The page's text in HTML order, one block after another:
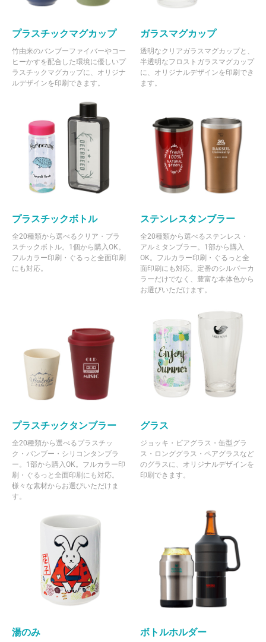
プラスチックマグカップ
竹由来のバンブーファイバーやコー
ヒーかすを配合した環境に優しいプ
ラスチックマグカップに、オリジナ
ルデザインを印刷できます。
ガラスマグカップ
透明なクリアガラスマグカップと、
半透明なフロストガラスマグカップ
に、オリジナルデザインを印刷でき
ます。
プラスチックボトル
全20種類から選べるクリア・プラ
スチックボトル。1個から購入OK。
フルカラー印刷・ぐるっと全面印刷
にも対応。
ステンレスタンブラー
全20種類から選べるステンレス・
アルミタンブラー。1部から購入
OK。フルカラー印刷・ぐるっと全
面印刷にも対応。定番のシルバーカ
ラーだけでなく、豊富な本体色から
お選びいただけます。
プラスチックタンブラー
全20種類から選べるプラスチッ
ク・バンブー・シリコンタンブラ
ー。1部から購入OK。フルカラー印
刷・ぐるっと全面印刷にも対応。
様々な素材からお選びいただけま
す。
グラス
ジョッキ・ビアグラス・缶型グラ
ス・ロンググラス・ペアグラスなど
のグラスに、オリジナルデザインを
印刷できます。
湯のみ ボトルホルダー